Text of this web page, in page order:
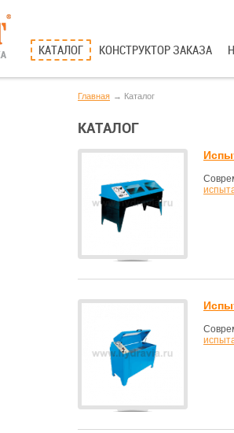
КАТАЛОГ КОНСТРУКТОР ЗАКАЗА
Главная Каталог
КАТАЛОГ